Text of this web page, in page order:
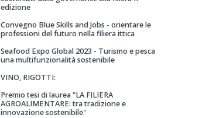
edizione
Convegno Blue Skills and Jobs - orientare le
professioni del futuro nella filiera ittica
Seafood Expo Global 2023 - Turismo e pesca
una multifunzionalità sostenibile
VINO, RIGOTTI:
Premio tesi di laurea "LA FILIERA
AGROALIMENTARE: tra tradizione e
innovazione sostenibile"